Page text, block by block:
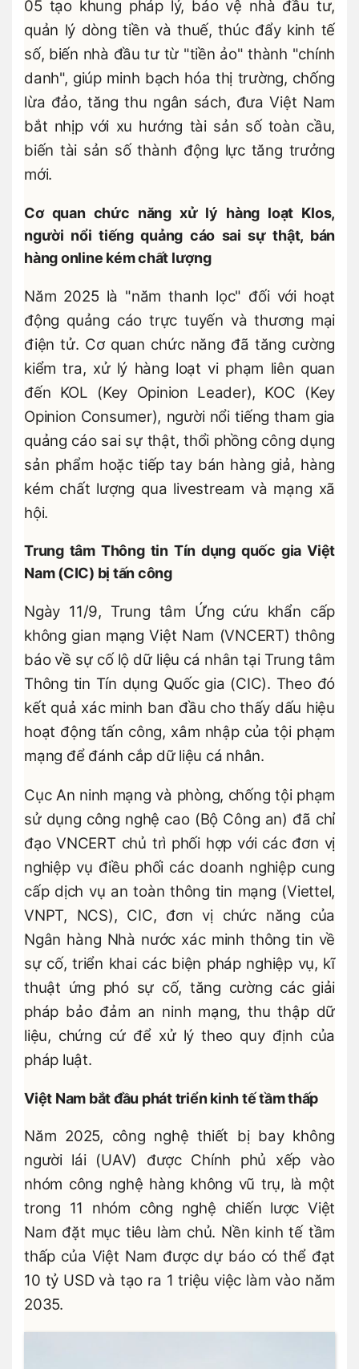
05 tạo khung pháp lý, bảo vệ nhà đầu tư,
quản lý dòng tiền và thuế, thúc đẩy kinh tế
số, biến nhà đầu tư từ "tiền ảo" thành "chính
danh", giúp minh bạch hóa thị trường, chống
lừa đảo, tăng thu ngân sách, đưa Việt Nam
bắt nhịp với xu hướng tài sản số toàn cầu,
biến tài sản số thành động lực tăng trưởng
mới.
Cơ quan chức năng xử lý hàng loạt Klos,
người nổi tiếng quảng cáo sai sự thật, bán
hàng online kém chất lượng
Năm 2025 là "năm thanh lọc" đối với hoạt
động quảng cáo trực tuyến và thương mại
điện tử. Cơ quan chức năng đã tăng cường
kiểm tra, xử lý hàng loạt vi phạm liên quan
đến KOL (Key Opinion Leader), KOC (Key
Opinion Consumer), người nổi tiếng tham gia
quảng cáo sai sự thật, thổi phồng công dụng
sản phẩm hoặc tiếp tay bán hàng giả, hàng
kém chất lượng qua livestream và mạng xã
hội.
Trung tâm Thông tin Tín dụng quốc gia Việt
Nam (CIC) bị tấn công
Ngày 11/9, Trung tâm Ứng cứu khẩn cấp
không gian mạng Việt Nam (VNCERT) thông
báo về sự cố lộ dữ liệu cá nhân tại Trung tâm
Thông tin Tín dụng Quốc gia (CIC). Theo đó
kết quả xác minh ban đầu cho thấy dấu hiệu
hoạt động tấn công, xâm nhập của tội phạm
mạng để đánh cắp dữ liệu cá nhân.
Cục An ninh mạng và phòng, chống tội phạm
sử dụng công nghệ cao (Bộ Công an) đã chỉ
đạo VNCERT chủ trì phối hợp với các đơn vị
nghiệp vụ điều phối các doanh nghiệp cung
cấp dịch vụ an toàn thông tin mạng (Viettel,
VNPT, NCS), CIC, đơn vị chức năng của
Ngân hàng Nhà nước xác minh thông tin về
sự cố, triển khai các biện pháp nghiệp vụ, kĩ
thuật ứng phó sự cố, tăng cường các giải
pháp bảo đảm an ninh mạng, thu thập dữ
liệu, chứng cứ để xử lý theo quy định của
pháp luật.
Việt Nam bắt đầu phát triển kinh tế tầm thấp
Năm 2025, công nghệ thiết bị bay không
người lái (UAV) được Chính phủ xếp vào
nhóm công nghệ hàng không vũ trụ, là một
trong 11 nhóm công nghệ chiến lược Việt
Nam đặt mục tiêu làm chủ. Nền kinh tế tầm
thấp của Việt Nam được dự báo có thể đạt
10 tỷ USD và tạo ra 1 triệu việc làm vào năm
2035.